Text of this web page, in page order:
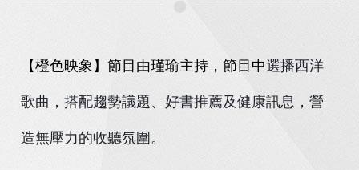
【橙色映象】節目由瑾瑜主持，節目中選播西洋
歌曲，搭配趨勢議題、好書推薦及健康訊息，營
造無壓力的收聽氛圍。